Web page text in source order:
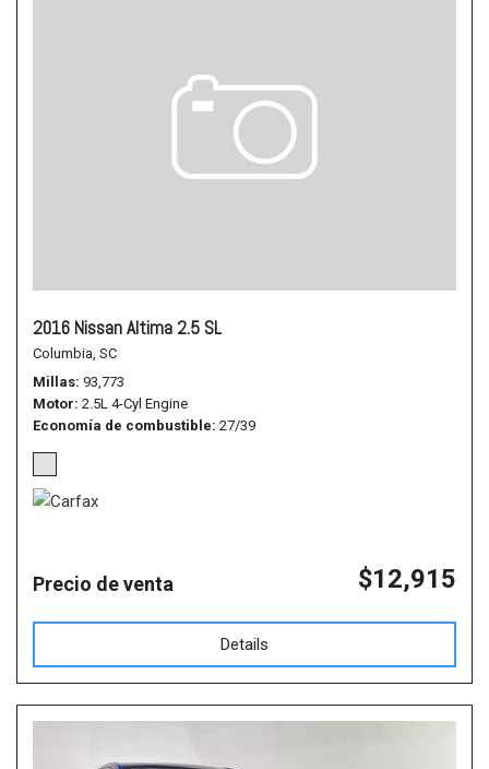
2016 Nissan Altima 2.5 SL
Columbia, SC
Millas 93,773
Motor 2.5L 4-Cyl Engine
Economía de combustible 27/39
Precio de venta $12,915
Details